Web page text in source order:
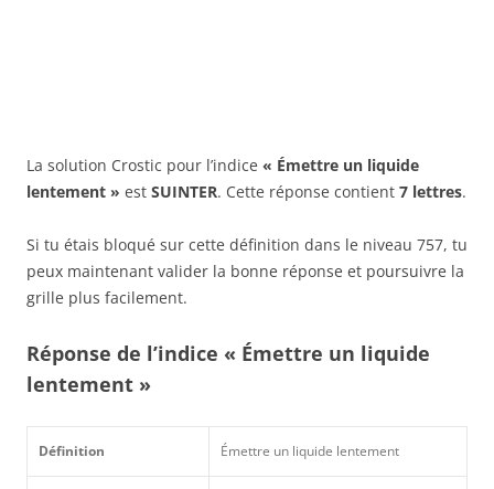
La solution Crostic pour l’indice « Émettre un liquide
lentement » est SUINTER. Cette réponse contient 7 lettres.
Si tu étais bloqué sur cette définition dans le niveau 757, tu
peux maintenant valider la bonne réponse et poursuivre la
grille plus facilement.
Réponse de l’indice « Émettre un liquide
lentement »
Définition Émettre un liquide lentement